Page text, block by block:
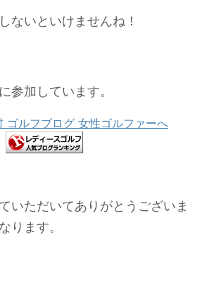
ないといけませんね！
参加しています。
いただいてありがとうございま
ります。